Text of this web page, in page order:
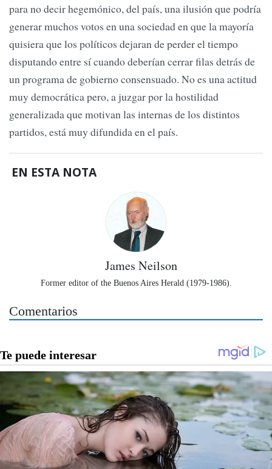
para no decir hegemónico, del país, una ilusión que podría
generar muchos votos en una sociedad en que la mayoría
quisiera que los políticos dejaran de perder el tiempo
disputando entre sí cuando deberían cerrar filas detrás de
un programa de gobierno consensuado. No es una actitud
muy democrática pero, a juzgar por la hostilidad
generalizada que motivan las internas de los distintos
partidos, está muy difundida en el país.
EN ESTA NOTA
James Neilson
Former editor of the Buenos Aires Herald (1979-1986).
Comentarios